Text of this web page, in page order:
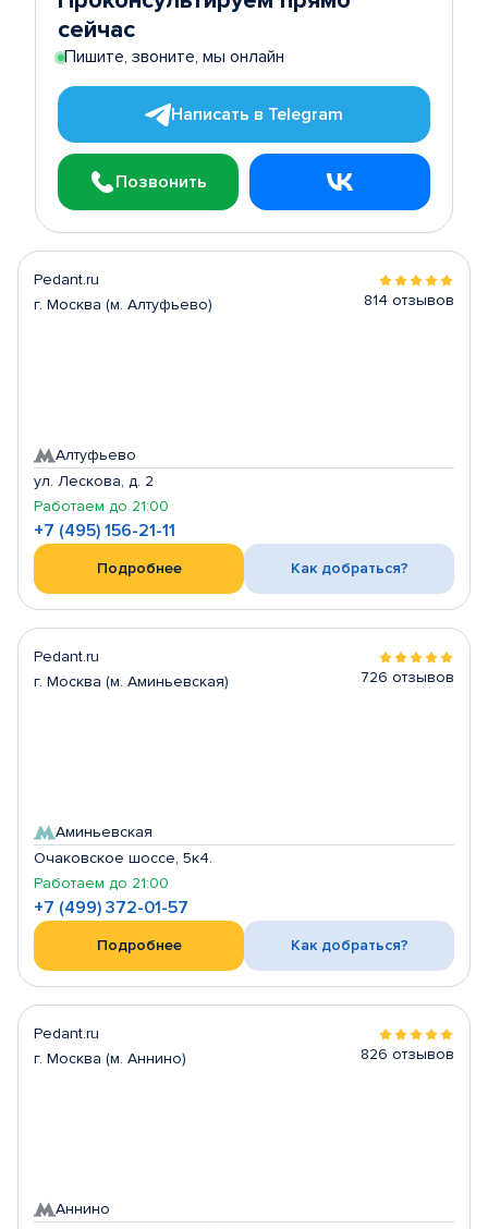
сейчас
Пишите, звоните, мы онлайн
Написать в Telegram
Позвонить
Pedant.ru
г. Москва (м. Алтуфьево)
814 отзывов
Алтуфьево
ул. Лескова, д. 2
Работаем до 21:00
+7 (495) 156-21-11
Подробнее Как добраться?
Pedant.ru
г. Москва (м. Аминьевская)
726 отзывов
Аминьевская
Очаковское шоссе, 5к4.
Работаем до 21:00
+7 (499) 372-01-57
Подробнее Как добраться?
Pedant.ru
г. Москва (м. Аннино)
826 отзывов
Аннино